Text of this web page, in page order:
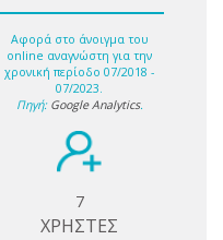
Αφορά στο άνοιγμα του
online αναγνώστη για την
χρονική περίοδο 07/2018 -
07/2023.
Πηγή: Google Analytics.
7
ΧΡΗΣΤΕΣ